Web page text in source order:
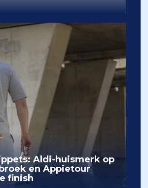
Aldi-huismerk op
en Appietour
finish